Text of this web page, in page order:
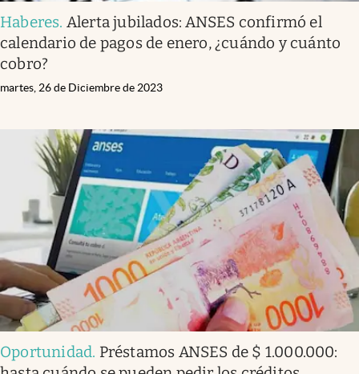
Haberes. Alerta jubilados: ANSES confirmó el
calendario de pagos de enero, ¿cuándo y cuánto
cobro?
martes, 26 de Diciembre de 2023
Oportunidad. Préstamos ANSES de $ 1.000.000: